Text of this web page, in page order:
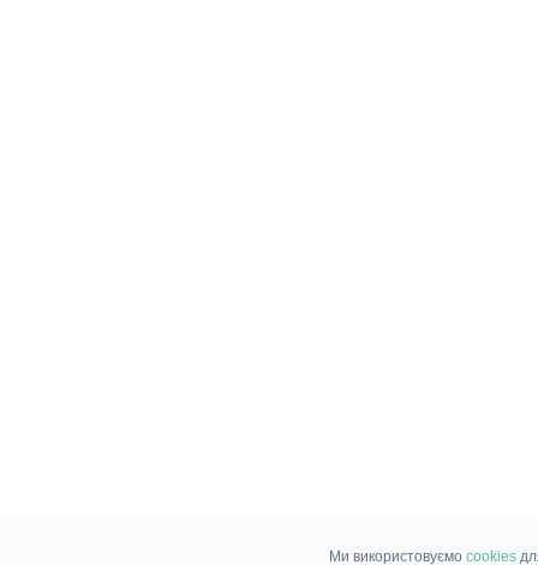
Ми використовуємо cookies